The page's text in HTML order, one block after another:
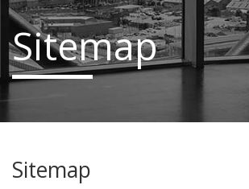
Sitemap
Sitemap